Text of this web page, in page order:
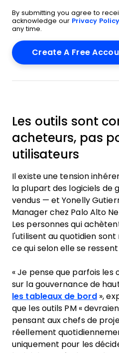
By submitting you agree to
acknowledge our Privacy Policy
any time.
Les outils sont
acheteurs, pas
utilisateurs
Il existe une tension
la plupart des logiciels de
vendus — et Yonelly
Manager chez Palo Alto
Les personnes qui
l'utilisent au quotidien
ce qui selon elle se ressent
« Je pense que parfois
sur la gouvernance de
les tableaux de bord »,
que les outils PM «
pensant aux chefs de
réellement
uniquement pour les